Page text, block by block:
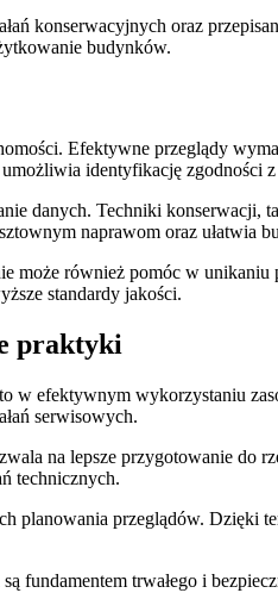
konserwacyjnych oraz
budynków.
Efektywne przeglądy
identyfikację zgodności
danych. Techniki konserwacji,
naprawom oraz ułatwia
również pomóc w
standardy jakości.
praktyki
w efektywnym wykorzystaniu
serwisowych.
na lepsze przygotowanie do
technicznych.
przeglądów. Dzięki
trwałego i